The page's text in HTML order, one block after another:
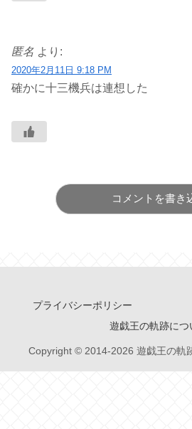
匿名 より:
2020年2月11日 9:18 PM
確かに十三機兵は連想した
コメントを書き
プライバシーポリシー
遊戯王の軌跡につ
Copyright © 2014-2026 遊戯王の軌